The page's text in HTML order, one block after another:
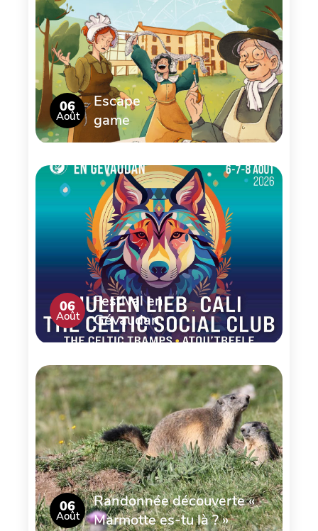
06
Août
Escape
game
06
Août
Festival en
Gévaudan
06
Août
Randonnée découverte «
Marmotte es-tu là ? »